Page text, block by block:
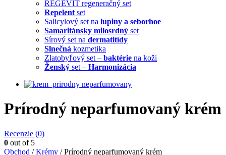
REGEVIT regeneračný set
Repelent set
Salicylový set na lupiny a seborhoe
Samaritánsky milosrdný set
Sírový set na dermatitídy
Slnečná kozmetika
Zlatobyľový set – baktérie na koži
Ženský set – Harmonizácia
Prírodný neparfumovaný krém
Recenzie (0)
0 out of 5
Obchod /Krémy / Prírodný neparfumovaný krém